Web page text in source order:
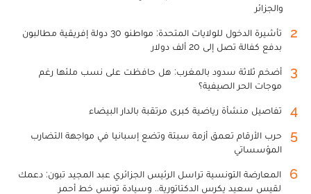
والجزائر
2
تأشيرة الدخول للولايات المتحدة: مواطنو 30 دولة إفريقية مطالبون
بدفع كفالة تصل إلى 20 ألف دولار
3
أضخم ثلاثة سدود بالمغرب: هل حافظت على نسب ملئها رغم
موجات الحر الصيفية؟
4 تفاصيل منشأة رياضية كبرى مرتقبة بالدار البيضاء
5
حرب الأرقام تعمق أزمة سبتة وتضع إسبانيا في مواجهة التضارب
المؤسساتي
6
المعارضة التونسية تراسل الرئيس الجزائري عبد المجيد تبون: دعمك
لقيس سعيد يكرس الدكتاتورية.. وسيادة تونس خط أحمر